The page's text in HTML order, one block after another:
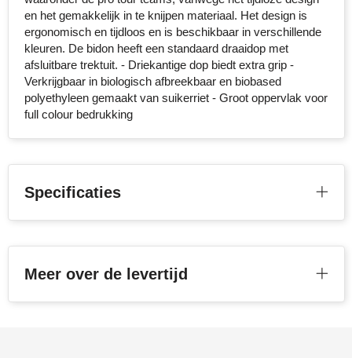
en het gemakkelijk in te knijpen materiaal. Het design is
ergonomisch en tijdloos en is beschikbaar in verschillende
kleuren. De bidon heeft een standaard draaidop met
afsluitbare trektuit. - Driekantige dop biedt extra grip -
Verkrijgbaar in biologisch afbreekbaar en biobased
polyethyleen gemaakt van suikerriet - Groot oppervlak voor
full colour bedrukking
Specificaties
Meer over de levertijd